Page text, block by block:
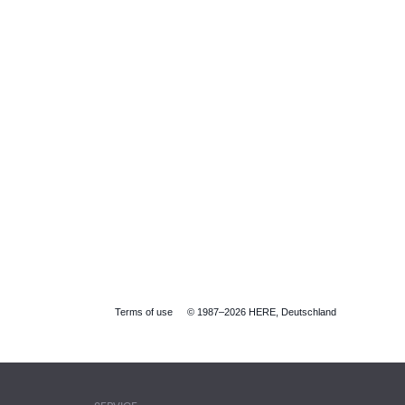
Terms of use © 1987–2026 HERE, Deutschland